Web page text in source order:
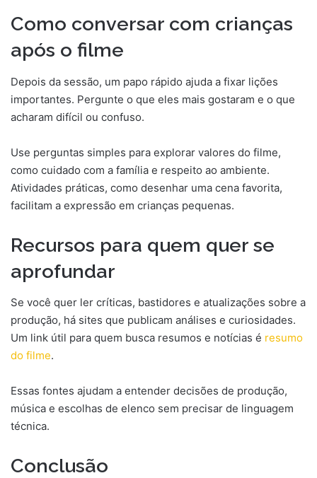
Como conversar com crianças
após o filme
Depois da sessão, um papo rápido ajuda a fixar lições
importantes. Pergunte o que eles mais gostaram e o que
acharam difícil ou confuso.
Use perguntas simples para explorar valores do filme,
como cuidado com a família e respeito ao ambiente.
Atividades práticas, como desenhar uma cena favorita,
facilitam a expressão em crianças pequenas.
Recursos para quem quer se
aprofundar
Se você quer ler críticas, bastidores e atualizações sobre a
produção, há sites que publicam análises e curiosidades.
Um link útil para quem busca resumos e notícias é resumo
do filme.
Essas fontes ajudam a entender decisões de produção,
música e escolhas de elenco sem precisar de linguagem
técnica.
Conclusão